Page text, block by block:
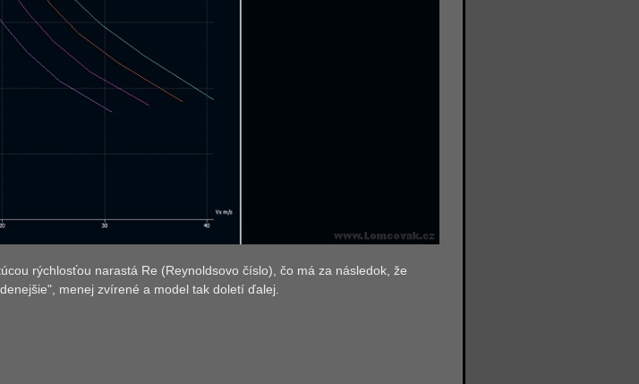
rýchlosťou narastá Re (Reynoldsovo číslo), čo má za následok, že
menej zvírené a model tak doletí ďalej.